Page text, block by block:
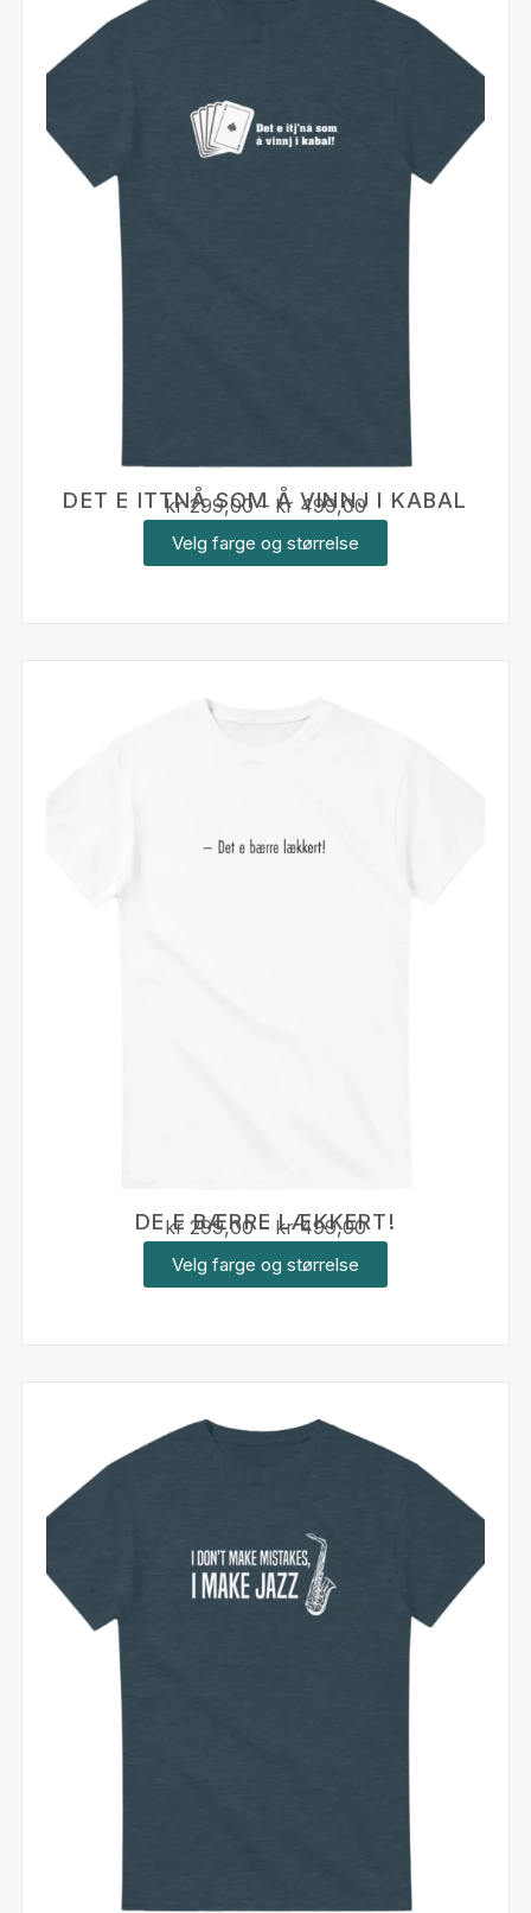
DET E ITTNÅ SOM Å VINNJ I KABAL
kr299,00 – kr 499,00
Velg farge og størrelse
DE E BÆRRE LÆKKERT!
kr 299,00 – kr499,00
Velg farge og størrelse